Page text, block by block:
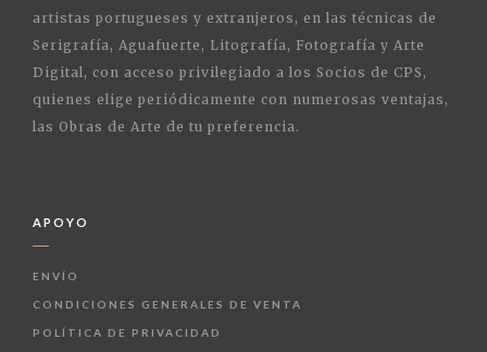
artistas portugueses y extranjeros, en las técnicas de
Serigrafía, Aguafuerte, Litografía, Fotografía y Arte
Digital, con acceso privilegiado a los Socios de CPS,
quienes elige periódicamente con numerosas ventajas,
las Obras de Arte de tu preferencia.
APOYO
ENVÍO
CONDICIONES GENERALES DE VENTA
POLÍTICA DE PRIVACIDAD